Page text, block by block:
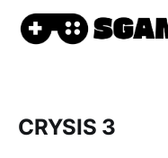
CRYSIS 3